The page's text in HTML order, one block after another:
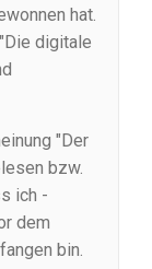
hat.
digitale
"Der
bzw.
ich -
dem
bin.